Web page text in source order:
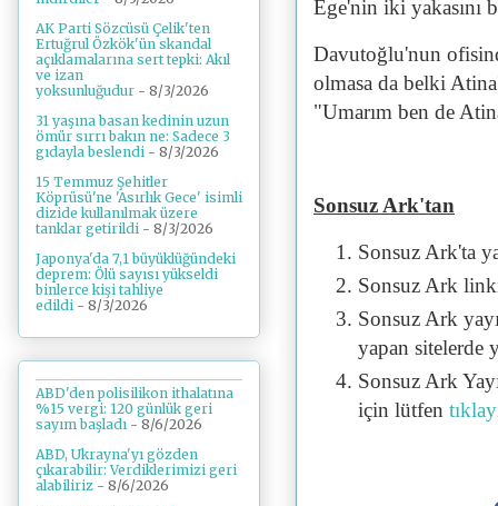
Ege'nin iki yakasını
Davutoğlu'nun
olmasa da belki
"Umarım ben de
Sonsuz Ark'tan
Sonsuz Ark'ta
Sonsuz Ark
Sonsuz Ark
yapan sitelerde
Sonsuz Ark
için lütfen
AK Parti Sözcüsü Çelik'ten
Ertuğrul Özkök'ün skandal
açıklamalarına sert tepki: Akıl
ve izan
yoksunluğudur - 8/3/2026
31 yaşına basan kedinin uzun
ömür sırrı bakın ne: Sadece 3
gıdayla beslendi - 8/3/2026
15 Temmuz Şehitler
Köprüsü'ne 'Asırlık Gece' isimli
dizide kullanılmak üzere
tanklar getirildi - 8/3/2026
Japonya'da 7,1 büyüklüğündeki
deprem: Ölü sayısı yükseldi
binlerce kişi tahliye
edildi - 8/3/2026
ABD'den polisilikon ithalatına
%15 vergi: 120 günlük geri
sayım başladı - 8/6/2026
ABD, Ukrayna'yı gözden
çıkarabilir: Verdiklerimizi geri
alabiliriz - 8/6/2026